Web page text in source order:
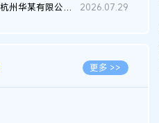
杭州华某有限公司与菲某有限公司侵害发明专利权纠纷 2026.07.29
更多 >>